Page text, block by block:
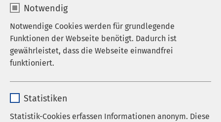
Notwendig
Notwendige Cookies werden für grundlegende
Funktionen der Webseite benötigt. Dadurch ist
gewährleistet, dass die Webseite einwandfrei
funktioniert.
Anbieter sgalinski
Statistiken
Statistik-Cookies erfassen Informationen anonym. Diese